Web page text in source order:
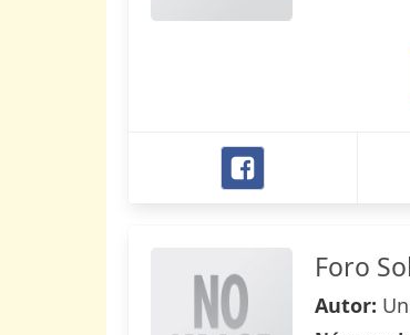
Foro
Autor: